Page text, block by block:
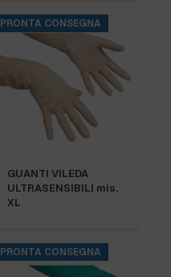
PRONTA CONSEGNA
GUANTI VILEDA
ULTRASENSIBILI mis.
XL
PRONTA CONSEGNA